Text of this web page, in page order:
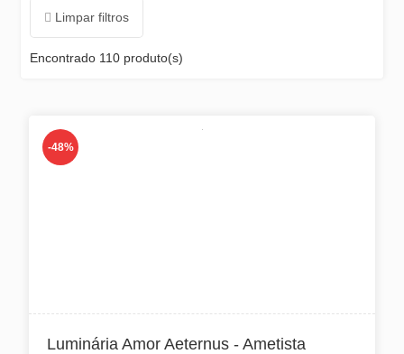
Limpar filtros
Encontrado 110 produto(s)
-48%
Luminária Amor Aeternus - Ametista